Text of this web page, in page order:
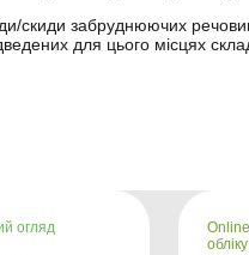
скиди забруднюючих
для цього місцях
огляд
обліку